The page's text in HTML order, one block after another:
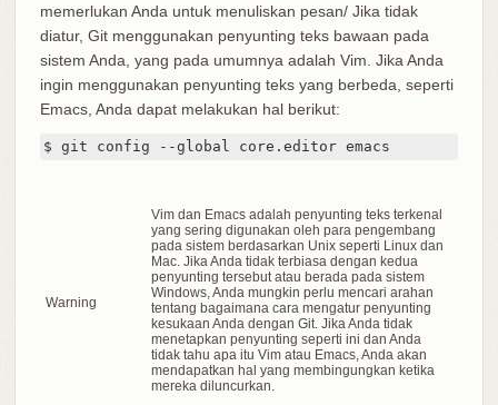
memerlukan Anda untuk menuliskan pesan/ Jika tidak
diatur, Git menggunakan penyunting teks bawaan pada
sistem Anda, yang pada umumnya adalah Vim. Jika Anda
ingin menggunakan penyunting teks yang berbeda, seperti
Emacs, Anda dapat melakukan hal berikut:
$ git config --global core.editor emacs
Warning
Vim dan Emacs adalah penyunting teks terkenal
yang sering digunakan oleh para pengembang
pada sistem berdasarkan Unix seperti Linux dan
Mac. Jika Anda tidak terbiasa dengan kedua
penyunting tersebut atau berada pada sistem
Windows, Anda mungkin perlu mencari arahan
tentang bagaimana cara mengatur penyunting
kesukaan Anda dengan Git. Jika Anda tidak
menetapkan penyunting seperti ini dan Anda
tidak tahu apa itu Vim atau Emacs, Anda akan
mendapatkan hal yang membingungkan ketika
mereka diluncurkan.